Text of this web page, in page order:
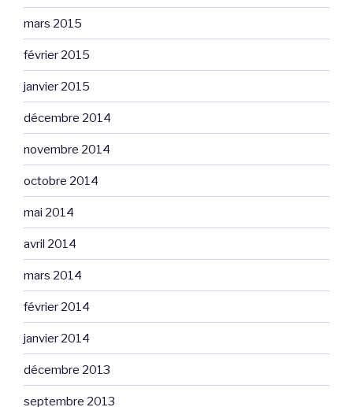
mars 2015
février 2015
janvier 2015
décembre 2014
novembre 2014
octobre 2014
mai 2014
avril 2014
mars 2014
février 2014
janvier 2014
décembre 2013
septembre 2013